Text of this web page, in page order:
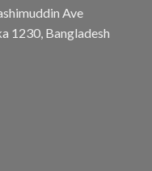
Ave
1230, Bangladesh